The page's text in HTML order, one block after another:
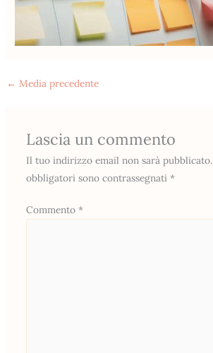
← Media precedente
Lascia un commento
Il tuo indirizzo email non sarà pubblicato.
obbligatori sono contrassegnati *
Commento *